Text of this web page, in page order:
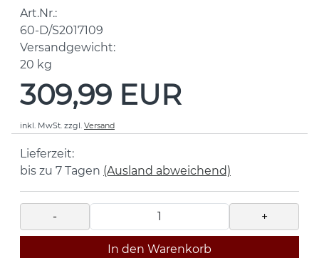
Art.Nr.:
60-D/S2017109
Versandgewicht:
20 kg
309,99 EUR
inkl. MwSt. zzgl. Versand
Lieferzeit:
bis zu 7 Tagen (Ausland abweichend)
- +
In den Warenkorb